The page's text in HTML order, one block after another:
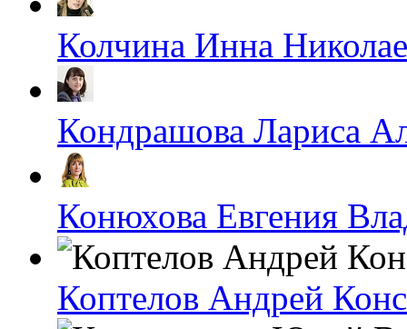
Колчина Инна
Кондрашова Лариса
Конюхова Евгения
Коптелов Андрей